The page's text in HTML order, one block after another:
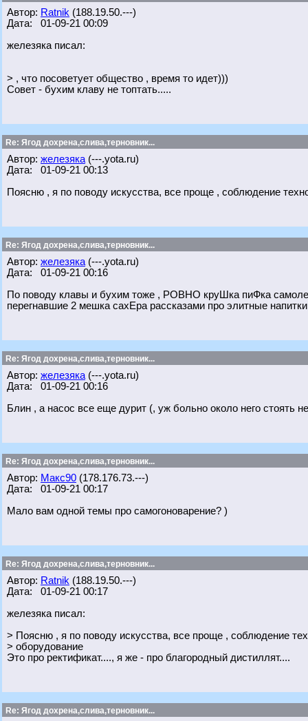
Автор: Ratnik (188.19.50.---)
Дата: 01-09-21 00:09
железяка писал:
> , что посоветует общество , время то идет)))
Совет - бухим клаву не топтать.....
Re: Ягод дохрена,слива,терновник...
Автор: железяка (---.yota.ru)
Дата: 01-09-21 00:13
Поясню , я по поводу искусства, все проще , соблюдение
Re: Ягод дохрена,слива,терновник...
Автор: железяка (---.yota.ru)
Дата: 01-09-21 00:16
По поводу клавы и бухим тоже , РОВНО круШка пиФка
перегнавшие 2 мешка сахЕра рассказами про элитные
Re: Ягод дохрена,слива,терновник...
Автор: железяка (---.yota.ru)
Дата: 01-09-21 00:16
Блин , а насос все еще дурит (, уж больно около него стоять
Re: Ягод дохрена,слива,терновник...
Автор: Макс90 (178.176.73.---)
Дата: 01-09-21 00:17
Мало вам одной темы про самогоноварение? )
Re: Ягод дохрена,слива,терновник...
Автор: Ratnik (188.19.50.---)
Дата: 01-09-21 00:17
железяка писал:
> Поясню , я по поводу искусства, все проще , соблюдение
> оборудование
Это про ректификат...., я же - про благородный дистиллят....
Re: Ягод дохрена,слива,терновник...